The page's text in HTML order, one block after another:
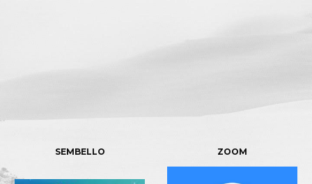
SEMBELLO ZOOM